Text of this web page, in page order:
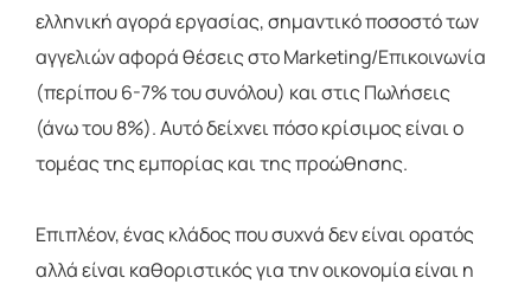
ελληνική αγορά εργασίας, σημαντικό ποσοστό των
αγγελιών αφορά θέσεις στο Marketing/Επικοινωνία
(περίπου 6-7% του συνόλου) και στις Πωλήσεις
(άνω του 8%). Αυτό δείχνει πόσο κρίσιμος είναι ο
τομέας της εμπορίας και της προώθησης.
Επιπλέον, ένας κλάδος που συχνά δεν είναι ορατός
αλλά είναι καθοριστικός για την οικονομία είναι η